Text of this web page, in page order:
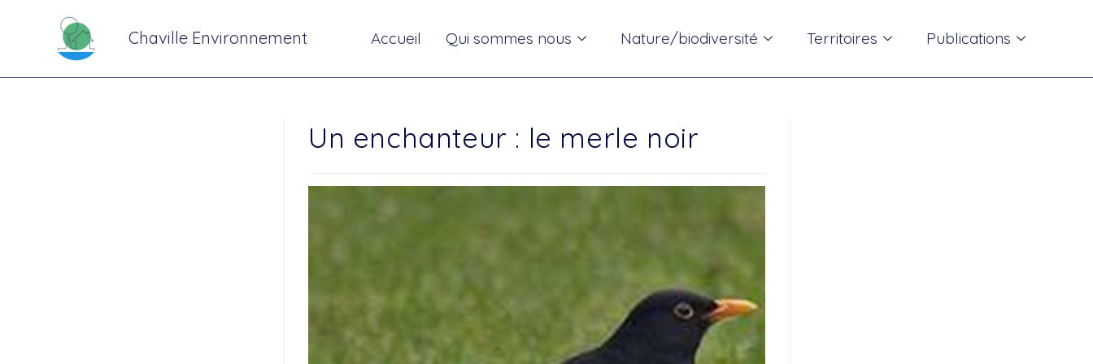
Chaville Environnement Accueil Qui sommes nous Nature/biodiversité Territoires Publications
Un enchanteur : le merle noir